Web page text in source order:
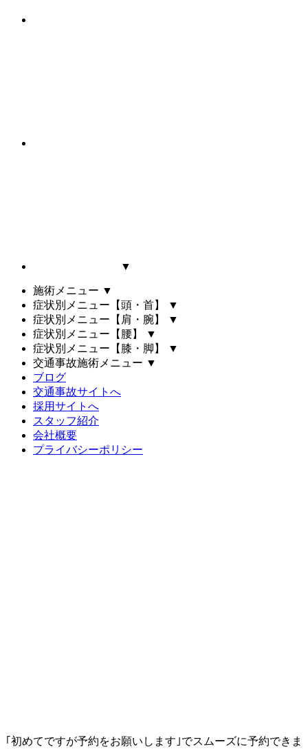
▼
施術メニュー ▼
症状別メニュー【頭・首】
▼
症状別メニュー【肩・腕】
▼
症状別メニュー【腰】
▼
症状別メニュー【膝・脚】
▼
交通事故施術メニュー ▼
ブログ
交通事故サイトへ
採用サイトへ
スタッフ紹介
会社概要
プライバシーポリシー
｢初めてですが予約をお願いします｣でスムーズに予約できま